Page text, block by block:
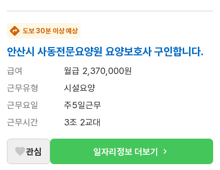
도보 30분 이상 예상
안산시 사동전문요양원 요양보호사 구인합니다.
급여
월급 2,370,000원
근무유형
시설요양
근무요일
주5일근무
근무시간
3조 2교대
관심 일자리정보 더보기